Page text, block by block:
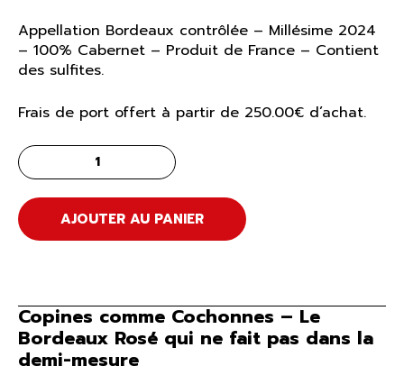
Appellation Bordeaux contrôlée – Millésime 2024
– 100% Cabernet – Produit de France – Contient
des sulfites.
Frais de port offert à partir de 250.00€ d’achat.
AJOUTER AU PANIER
Copines comme Cochonnes – Le
Bordeaux Rosé qui ne fait pas dans la
demi-mesure